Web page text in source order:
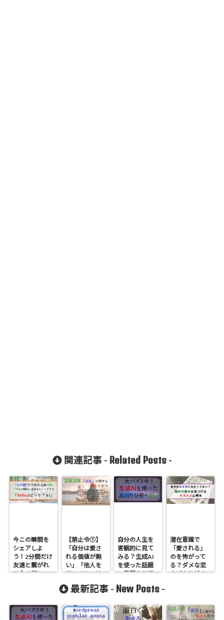
関連記事 - Related Posts-
今この瞬間を
シェアしよ
う！2分間だけ
友達と繋がれ
る全く新しい
【禁止令①】
「自分は愛さ
れる価値が無
い」「他人を
信じてはいけ
存在に関する
【心理学】
自分の人生を
客観的に見て
みる？生成AI
を使った話題
の星回り分析
潜在意識で
「愛される」
のを怖がって
る？ダメな恋
人ばかり捕ま
根本を探るオ
ススメ本
最新記事 - New Posts -